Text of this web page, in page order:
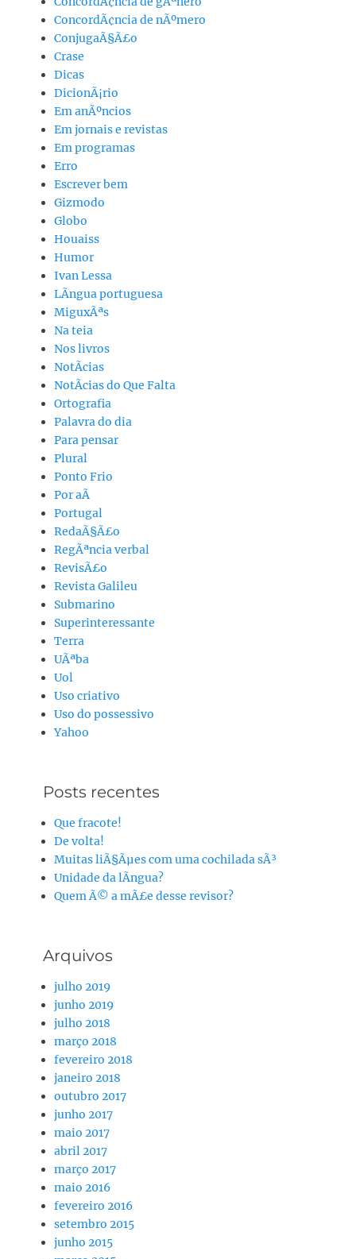
ConcordÃ¢ncia de nÃºmero
ConjugaÃ§Ã£o
Crase
Dicas
DicionÃ¡rio
Em anÃºncios
Em jornais e revistas
Em programas
Erro
Escrever bem
Gizmodo
Globo
Houaiss
Humor
Ivan Lessa
LÃ­ngua portuguesa
MiguxÃªs
Na teia
Nos livros
NotÃ­cias
NotÃ­cias do Que Falta
Ortografia
Palavra do dia
Para pensar
Plural
Ponto Frio
Por aÃ­
Portugal
RedaÃ§Ã£o
RegÃªncia verbal
RevisÃ£o
Revista Galileu
Submarino
Superinteressante
Terra
UÃªba
Uol
Uso criativo
Uso do possessivo
Yahoo
Posts recentes
Que fracote!
De volta!
Muitas liÃ§Ãµes com uma cochilada sÃ³
Unidade da lÃ­ngua?
Quem Ã© a mÃ£e desse revisor?
Arquivos
julho 2019
junho 2019
julho 2018
março 2018
fevereiro 2018
janeiro 2018
outubro 2017
junho 2017
maio 2017
abril 2017
março 2017
maio 2016
fevereiro 2016
setembro 2015
junho 2015